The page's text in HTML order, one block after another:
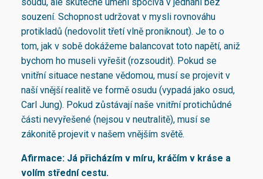
souzení. Schopnost udržovat v mysli rovnováhu
protikladů (nedovolit třetí vlně proniknout). Je to o
tom, jak v sobě dokážeme balancovat toto napětí, aniž
bychom ho museli vyřešit (rozsoudit). Pokud se
vnitřní situace nestane vědomou, musí se projevit v
naší vnější realitě ve formě osudu (vypadá jako osud,
Carl Jung). Pokud zůstávají naše vnitřní protichůdné
části nevyřešené (nejsou v neutralitě), musí se
zákonitě projevit v našem vnějším světě.
Afirmace: Já přicházím v míru, kráčím v kráse a
volím střední cestu.